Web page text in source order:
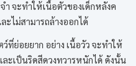
จะทำให้เนื้อตัวของเด็กหลังค
ะไม่สามารถล้างออกได้
ที่ย่อยยาก อย่าง เนื้อวัว จะทำให้
ะเป็นริดสีดวงทวารหนักได้ ดังนั้น